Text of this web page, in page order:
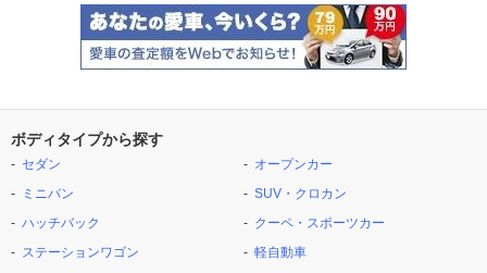
ボディタイプから探す
セダン
ミニバン
ハッチバック
ステーションワゴン
オープンカー
SUV・クロカン
クーペ・スポーツカー
軽自動車